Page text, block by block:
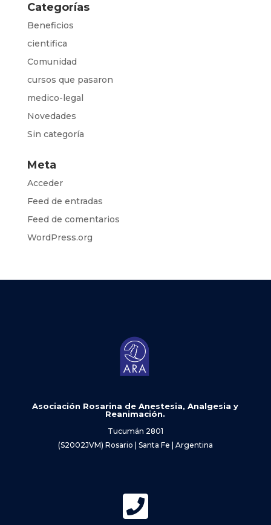
Categorías
Beneficios
cientifica
Comunidad
cursos que pasaron
medico-legal
Novedades
Sin categoría
Meta
Acceder
Feed de entradas
Feed de comentarios
WordPress.org
Asociación Rosarina de Anestesia, Analgesia y
Reanimación.
Tucumán 2801
(S2002JVM) Rosario | Santa Fe | Argentina
